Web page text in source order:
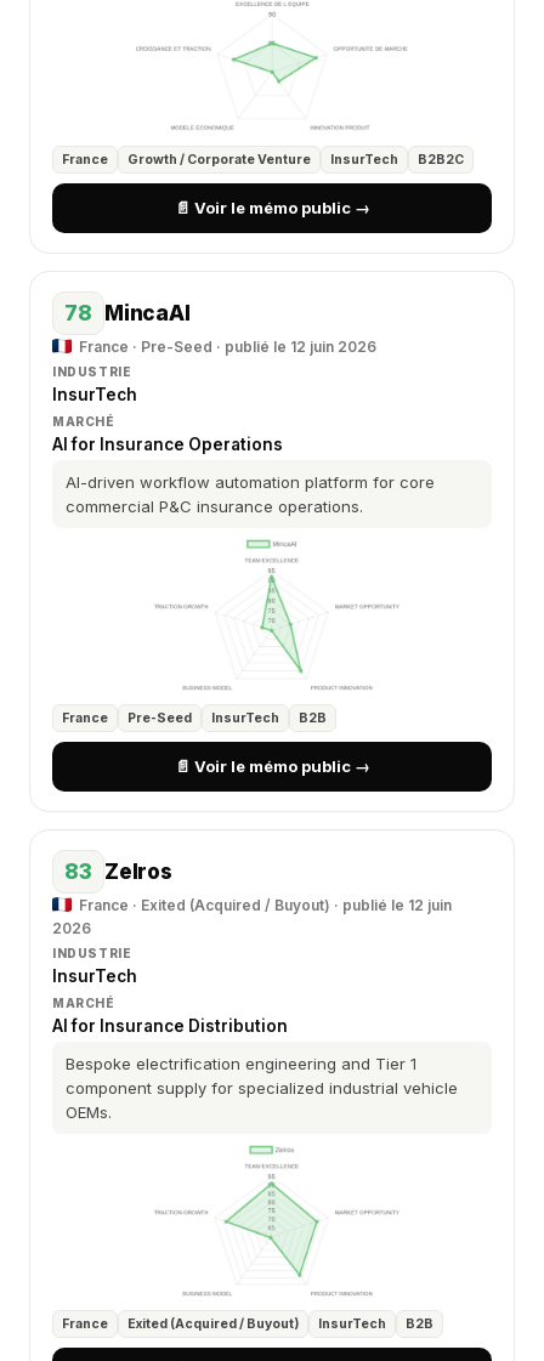
France Growth / Corporate Venture InsurTech B2B2C
📄 Voir le mémo public →
78 MincaAI
France · Pre-Seed · publié le 12 juin 2026
INDUSTRIE
InsurTech
MARCHÉ
AI for Insurance Operations
AI-driven workflow automation platform for core
commercial P&C insurance operations.
France Pre-Seed InsurTech B2B
📄 Voir le mémo public →
83 Zelros
France · Exited (Acquired / Buyout) · publié le 12 juin
2026
INDUSTRIE
InsurTech
MARCHÉ
AI for Insurance Distribution
Bespoke electrification engineering and Tier 1
component supply for specialized industrial vehicle
OEMs.
France Exited (Acquired / Buyout) InsurTech B2B